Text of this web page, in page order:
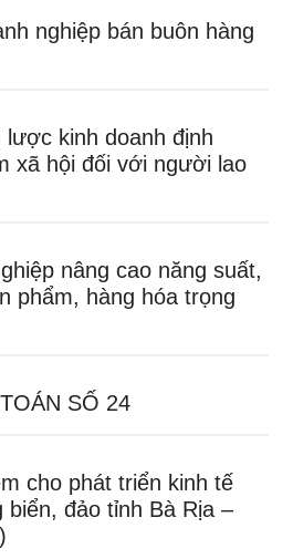
nghiệp bán buôn hàng
kinh doanh định
xã hội đối với người lao
nâng cao năng suất,
phẩm, hàng hóa trọng
SỐ 24
cho phát triển kinh tế
biển, đảo tỉnh Bà Rịa –